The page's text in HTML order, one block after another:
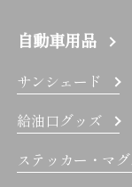
自動車用品
サンシェード
給油口グッズ
ステッカー・マグ